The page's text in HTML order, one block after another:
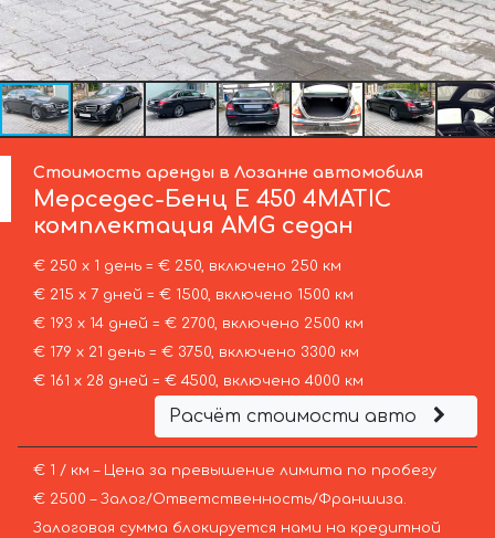
Стоимость аренды в Лозанне автомобиля
Мерседес-Бенц E 450 4MATIC
комплектация AMG седан
€ 250 х 1 день = € 250, включено 250 км
€ 215 х 7 дней = € 1500, включено 1500 км
€ 193 х 14 дней = € 2700, включено 2500 км
€ 179 х 21 день = € 3750, включено 3300 км
€ 161 х 28 дней = € 4500, включено 4000 км
Расчёт стоимости авто
€ 1 / км – Цена за превышение лимита по пробегу
€ 2500 – Залог/Ответственность/Франшиза.
Залоговая сумма блокируется нами на кредитной